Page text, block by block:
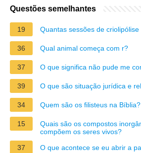
Questões semelhantes
19 Quantas sessões de
36 Qual animal começa com r?
37 O que significa não pude me
39 O que são situação jurídica e
34 Quem são os filisteus na Bíblia?
15
Quais são os compostos
compõem os seres vivos?
37
O que acontece se eu abrir a